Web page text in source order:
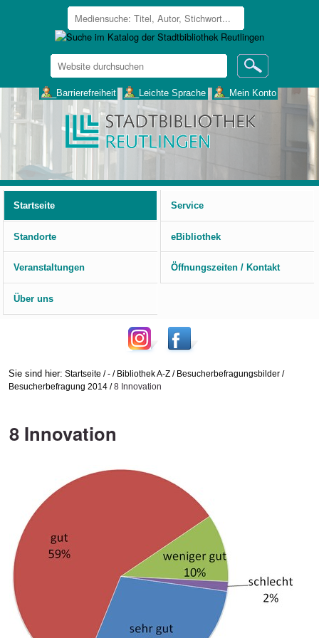
Website
durchsuchen
___Barrierefreiheit ___Leichte Sprache ___Mein Konto
Startseite
Service
Standorte eBibliothek
Veranstaltungen Öffnungszeiten / Kontakt
Über uns
Sie sind hier: Startseite /- / Bibliothek A-Z / Besucherbefragungsbilder /
Besucherbefragung 2014 /8 Innovation
8 Innovation